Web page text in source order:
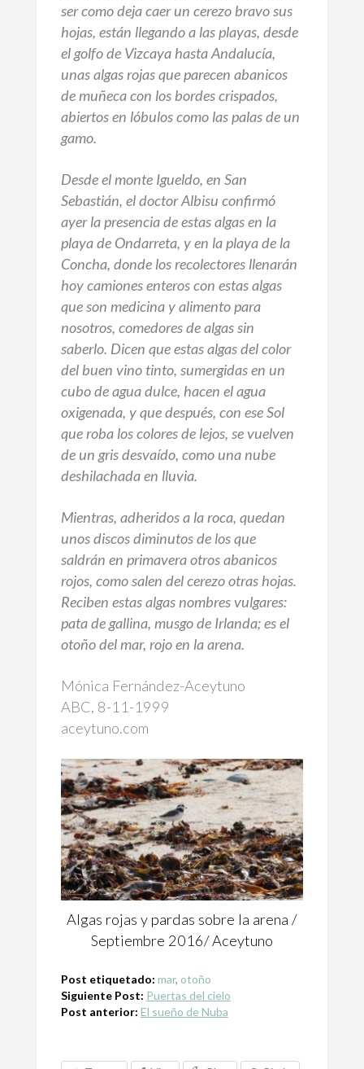
ser como deja caer un cerezo bravo sus
hojas, están llegando a las playas, desde
el golfo de Vizcaya hasta Andalucía,
unas algas rojas que parecen abanicos
de muñeca con los bordes crispados,
abiertos en lóbulos como las palas de un
gamo.
Desde el monte Igueldo, en San
Sebastián, el doctor Albisu confirmó
ayer la presencia de estas algas en la
playa de Ondarreta, y en la playa de la
Concha, donde los recolectores llenarán
hoy camiones enteros con estas algas
que son medicina y alimento para
nosotros, comedores de algas sin
saberlo. Dicen que estas algas del color
del buen vino tinto, sumergidas en un
cubo de agua dulce, hacen el agua
oxigenada, y que después, con ese Sol
que roba los colores de lejos, se vuelven
de un gris desvaído, como una nube
deshilachada en lluvia.
Mientras, adheridos a la roca, quedan
unos discos diminutos de los que
saldrán en primavera otros abanicos
rojos, como salen del cerezo otras hojas.
Reciben estas algas nombres vulgares:
pata de gallina, musgo de Irlanda; es el
otoño del mar, rojo en la arena.
Mónica Fernández-Aceytuno
ABC, 8-11-1999
aceytuno.com
Algas rojas y pardas sobre la arena /
Septiembre 2016/ Aceytuno
Post etiquetado: mar, otoño
Siguiente Post: Puertas del cielo
Post anterior: El sueño de Nuba